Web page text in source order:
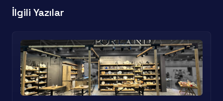
İlgili Yazılar